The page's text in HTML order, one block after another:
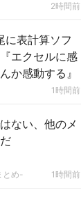
2時間前
に表計算ソフ
エクセルに感
か感動する』
1時間前
ない、他のメ
とめ- 1時間前